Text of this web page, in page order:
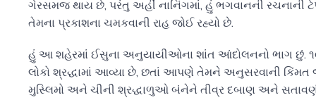
ગેરસમજ થાય છે, પરંતુ અહીં નાનિંગમાં, હું ભગવાનની રચનાની
તેમના પ્રકાશના ચમકવાની રાહ જોઈ રહ્યો છે.
હું આ શહેરમાં ઈસુના અનુયાયીઓના શાંત આંદોલનનો ભાગ છું.
લોકો શ્રદ્ધામાં આવ્યા છે, છતાં આપણે તેમને અનુસરવાની
મુસ્લિમો અને ચીની શ્રદ્ધાળુઓ બંનેને તીવ્ર દબાણ અને